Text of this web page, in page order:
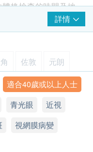
老花的度數檢查)
尿病及青光眼的高
尿眼、黃斑及視網膜
心辦公樓二期4樓
18:00
格檢查的時間及地
8138 或 Whatsapp
及訂購確認信或電
以上人士。
及公眾假期。
，星期日及公眾假
，客戶必須於6個月
受有關檢查，逾期作
詳情
佐敦 元朗
東亞銀行中⼼25 樓
適合40歲或以上人士
青光眼
近視
視網膜病變